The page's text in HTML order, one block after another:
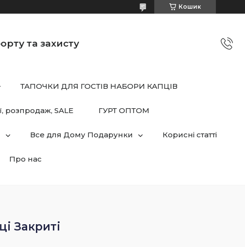
Кошик
та захисту
ТАПОЧКИ ДЛЯ ГОСТІВ НАБОРИ КАПЦІВ
розпродаж, SALE ГУРТ ОПТОМ
Все для Дому Подарунки Корисні статті
Про нас
Закриті